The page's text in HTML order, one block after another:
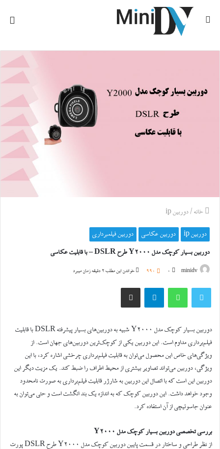
جستجو
خانه /دوربین ip
دوربین ip دوربین عکاسی دوربین فیلمبرداری
دوربین بسیار کوچک مدل Y2000 طرح DSLR – با قابلیت عکاسی
minidv
0
990 خواندن این مطلب 2 دقیقه زمان میبرد
توییتر واتس آپ تلگرام اشتراک گذاری از طریق ایمیل
دوربین بسیار کوچک مدل Y2000 شبیه به دوربین‌های بسیار پیشرفته DSLR با قابلیت
فیلم‌برداری مداوم است. این دوربین یکی از کوچک‌ترین دوربین‌های جهان است. از
ویژگی‌های خاص این محصول می‌توان به قابلیت فیلم‌برداری چرخشی اشاره کرد، با این
ویژگی، دوربین می‌تواند تصاویر بیشتری از محیط اطراف را ضبط کند. یک مزیت دیگر این
دوربین این است که با اتصال این دوربین به شارژر قابلیت فیلم‌برداری به صورت نامحدود
وجود خواهد داشت. این دوربین کوچک که به اندازه یک بند انگشت است و حتی می‌توان به
عنوان جاسوئیچی از آن استفاده کرد.
بررسی تخصصی دوربین بسیار کوچک مدل Y2000
از نظر طراحی و ساختار در قسمت پایین دوربین کوچک مدل Y2000 طرح DSLR پورت